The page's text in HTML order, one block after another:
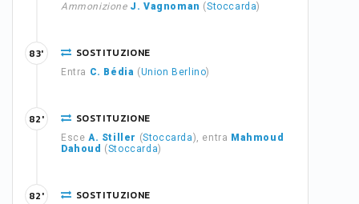
Ammonizione J. Vagnoman (Stoccarda)
SOSTITUZIONE
Entra C. Bédia (Union Berlino)
83'
SOSTITUZIONE
Esce A. Stiller (Stoccarda), entra Mahmoud
Dahoud (Stoccarda)
82'
SOSTITUZIONE
82'